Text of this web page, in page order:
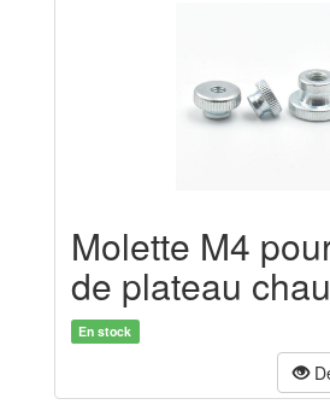
Molette M4
de plateau
En stock